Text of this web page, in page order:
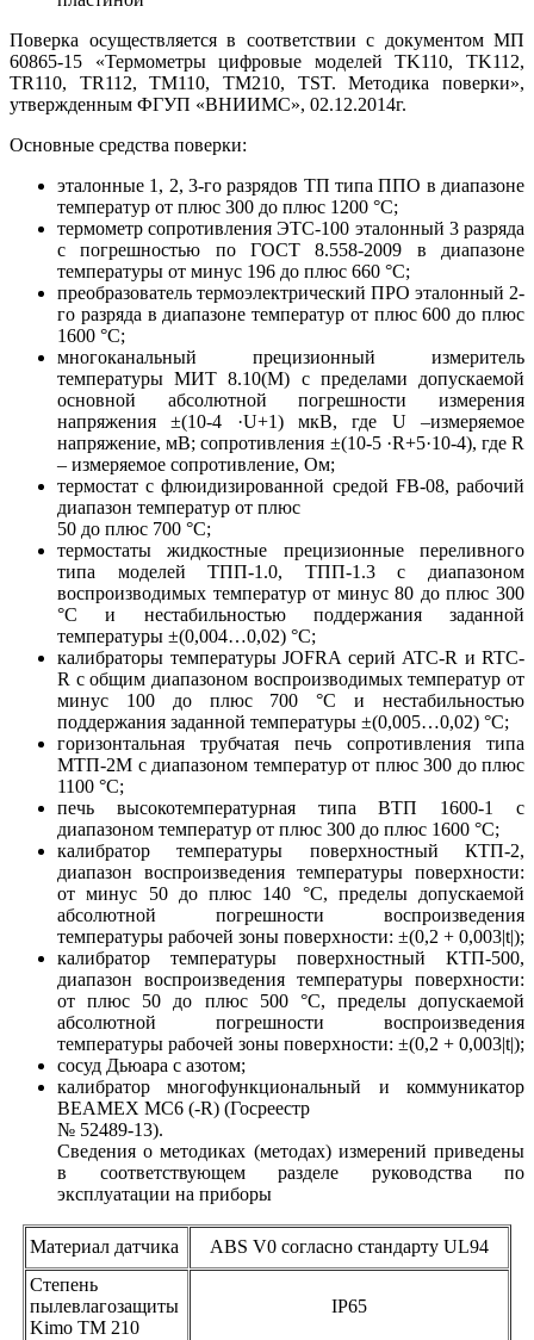
Поверка осуществляется в соответствии с документом МП
60865-15 «Термометры цифровые моделей TK110, TK112,
TR110, TR112, TM110, TM210, TST. Методика поверки»,
утвержденным ФГУП «ВНИИМС», 02.12.2014г.
Основные средства поверки:
эталонные 1, 2, 3-го разрядов ТП типа ППО в диапазоне
температур от плюс 300 до плюс 1200 °С;
термометр сопротивления ЭТС-100 эталонный 3 разряда
с погрешностью по ГОСТ 8.558-2009 в диапазоне
температуры от минус 196 до плюс 660 °С;
преобразователь термоэлектрический ПРО эталонный 2-
го разряда в диапазоне температур от плюс 600 до плюс
1600 °С;
многоканальный прецизионный измеритель
температуры МИТ 8.10(М) с пределами допускаемой
основной абсолютной погрешности измерения
напряжения ±(10-4 ·U+1) мкВ, где U –измеряемое
напряжение, мВ; сопротивления ±(10-5 ·R+5·10-4), где R
– измеряемое сопротивление, Ом;
термостат с флюидизированной средой FB-08, рабочий
диапазон температур от плюс
50 до плюс 700 °С;
термостаты жидкостные прецизионные переливного
типа моделей ТПП-1.0, ТПП-1.3 с диапазоном
воспроизводимых температур от минус 80 до плюс 300
°С и нестабильностью поддержания заданной
температуры ±(0,004…0,02) °С;
калибраторы температуры JOFRA серий ATC-R и RTC-
R с общим диапазоном воспроизводимых температур от
минус 100 до плюс 700 °С и нестабильностью
поддержания заданной температуры ±(0,005…0,02) °С;
горизонтальная трубчатая печь сопротивления типа
МТП-2М с диапазоном температур от плюс 300 до плюс
1100 °С;
печь высокотемпературная типа ВТП 1600-1 с
диапазоном температур от плюс 300 до плюс 1600 °С;
калибратор температуры поверхностный КТП-2,
диапазон воспроизведения температуры поверхности:
от минус 50 до плюс 140 °С, пределы допускаемой
абсолютной погрешности воспроизведения
температуры рабочей зоны поверхности: ±(0,2 + 0,003|t|);
калибратор температуры поверхностный КТП-500,
диапазон воспроизведения температуры поверхности:
от плюс 50 до плюс 500 °С, пределы допускаемой
абсолютной погрешности воспроизведения
температуры рабочей зоны поверхности: ±(0,2 + 0,003|t|);
сосуд Дьюара с азотом;
калибратор многофункциональный и коммуникатор
ВЕАМЕХ MC6 (-R) (Госреестр
№ 52489-13).
Сведения о методиках (методах) измерений приведены
в соответствующем разделе руководства по
эксплуатации на приборы
Материал датчика
ABS V0 согласно стандарту UL94
Степень
пылевлагозащиты
Kimo TM 210
IP65